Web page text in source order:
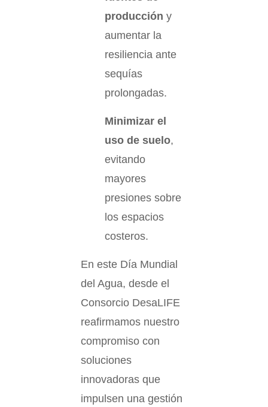
producción y
aumentar la
resiliencia ante
sequías
prolongadas.
Minimizar el
uso de suelo,
evitando
mayores
presiones sobre
los espacios
costeros.
En este Día Mundial
del Agua, desde el
Consorcio DesaLIFE
reafirmamos nuestro
compromiso con
soluciones
innovadoras que
impulsen una gestión